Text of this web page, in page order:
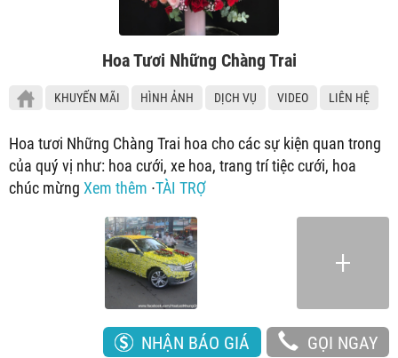
Hoa Tươi Những Chàng Trai
KHUYẾN MÃI HÌNH ẢNH DỊCH VỤ VIDEO LIÊN HỆ
Hoa tươi Những Chàng Trai hoa cho các sự kiện quan trong
của quý vị như: hoa cưới, xe hoa, trang trí tiệc cưới, hoa
chúc mừng Xem thêm ∙TÀI TRỢ
NHẬN BÁO GIÁ GỌI NGAY